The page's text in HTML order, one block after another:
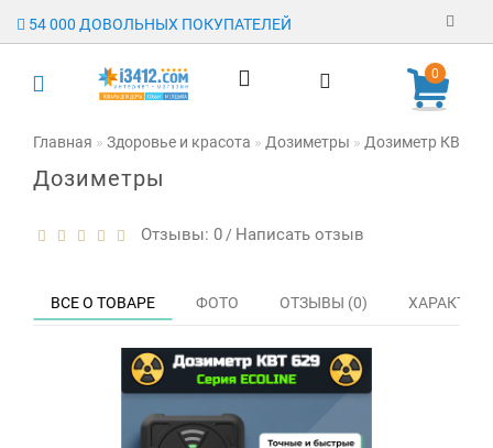
54 000 ДОВОЛЬНЫХ ПОКУПАТЕЛЕЙ
Регистрация
Авторизация
Отзывы
О магазине
0
Главная Здоровье и красота Дозиметры Дозиметр КВТ
Дозиметры
Отзывы: 0 / Написать отзыв
ВСЕ О ТОВАРЕ ФОТО ОТЗЫВЫ (0)